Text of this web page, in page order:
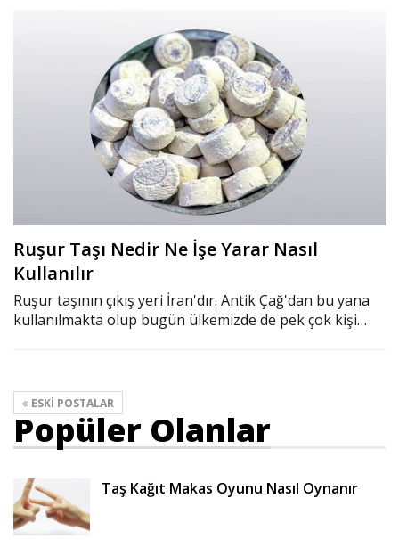
Ruşur Taşı Nedir Ne İşe Yarar Nasıl
Kullanılır
Ruşur taşının çıkış yeri İran'dır. Antik Çağ'dan bu yana
kullanılmakta olup bugün ülkemizde de pek çok kişi…
ESKI POSTALAR
Popüler Olanlar
Taş Kağıt Makas Oyunu Nasıl Oynanır